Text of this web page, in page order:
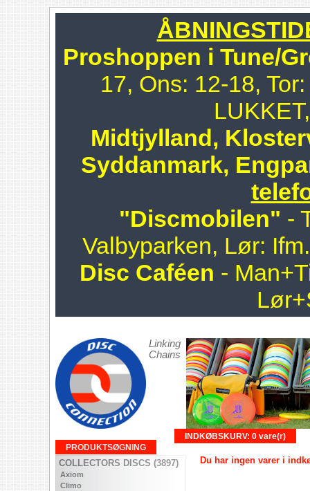
Proshoppen i Tune/
17, Ons: 12-18,
Midtjylland,
Syddanmark,
"Discmobilen" -
Valbyparken, Lør:
Disc Caféen -
Linking
Chains
INDKØBSKURV: 0 vare(r)
PRODUKTSØGNING
COLLECTORS DISCS (3897)
Axiom
Climo
Du har ingen varer i